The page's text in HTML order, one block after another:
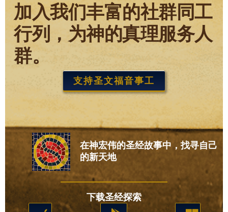
加入我们丰富的社群同工
行列，为神的真理服务人
群。
支持圣文福音事工
在神宏伟的圣经故事中，找寻自己
的新天地
下载圣经探索